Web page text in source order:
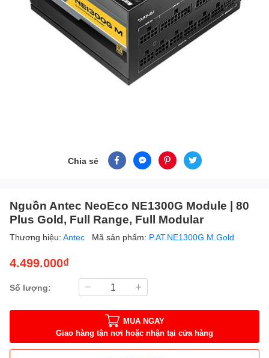
Chia sẻ
Nguồn Antec NeoEco NE1300G Module | 80
Plus Gold, Full Range, Full Modular
Thương hiệu: Antec Mã sản phẩm: P.AT.NE1300G.M.Gold
4.499.000₫
Số lượng:
MUA NGAY
Giao hàng tận nơi hoặc nhận tại cửa hàng